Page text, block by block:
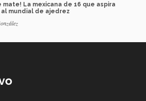
mate! La mexicana de 16 que aspira
mundial de ajedrez